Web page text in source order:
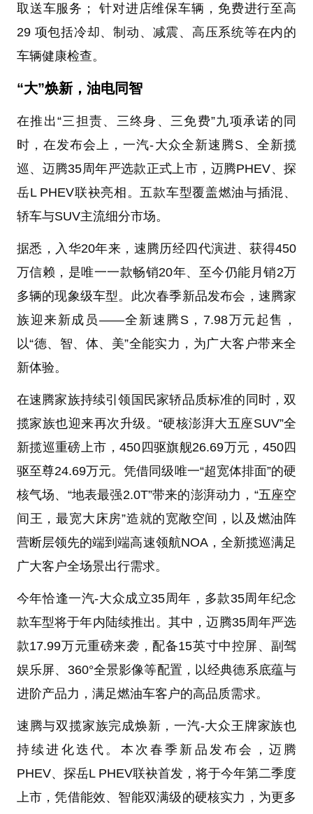
取送车服务； 针对进店维保车辆，免费进行至高
29 项包括冷却、制动、减震、高压系统等在内的
车辆健康检查。
“大”焕新， 油电同智
在推出“三担责、三终身、三免费”九项承诺的同
时，在发布会上，一汽-大众全新速腾S、全新揽
巡、迈腾35周年严选款正式上市，迈腾PHEV、探
岳L PHEV联袂亮相。五款车型覆盖燃油与插混、
轿车与SUV主流细分市场。
据悉，入华20年来，速腾历经四代演进、获得450
万信赖，是唯一一款畅销20年、至今仍能月销2万
多辆的现象级车型。此次春季新品发布会，速腾家
族迎来新成员——全新速腾S，7.98万元起售，
以“德、智、体、美”全能实力，为广大客户带来全
新体验。
在速腾家族持续引领国民家轿品质标准的同时，双
揽家族也迎来再次升级。“硬核澎湃大五座SUV”全
新揽巡重磅上市，450四驱旗舰26.69万元，450四
驱至尊24.69万元。凭借同级唯一“超宽体排面”的硬
核气场、“地表最强2.0T”带来的澎湃动力，“五座空
间王，最宽大床房”造就的宽敞空间，以及燃油阵
营断层领先的端到端高速领航NOA，全新揽巡满足
广大客户全场景出行需求。
今年恰逢一汽-大众成立35周年，多款35周年纪念
款车型将于年内陆续推出。其中，迈腾35周年严选
款17.99万元重磅来袭，配备15英寸中控屏、副驾
娱乐屏、360°全景影像等配置，以经典德系底蕴与
进阶产品力，满足燃油车客户的高品质需求。
速腾与双揽家族完成焕新，一汽-大众王牌家族也
持续进化迭代。本次春季新品发布会，迈腾
PHEV、探岳L PHEV联袂首发，将于今年第二季度
上市，凭借能效、智能双满级的硬核实力，为更多